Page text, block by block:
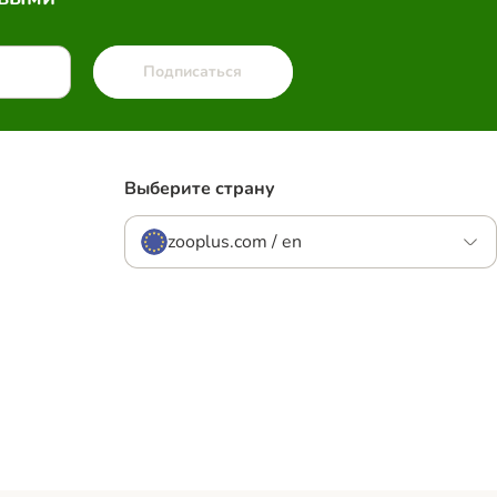
Подписаться
Выберите страну
zooplus.com / en